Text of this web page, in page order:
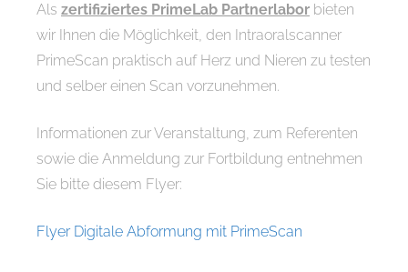
Als zertifiziertes PrimeLab Partnerlabor bieten
wir Ihnen die Möglichkeit, den Intraoralscanner
PrimeScan praktisch auf Herz und Nieren zu testen
und selber einen Scan vorzunehmen.
Informationen zur Veranstaltung, zum Referenten
sowie die Anmeldung zur Fortbildung entnehmen
Sie bitte diesem Flyer:
Flyer Digitale Abformung mit PrimeScan